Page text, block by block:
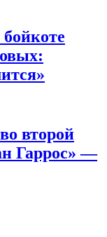
второй
Гаррос» —